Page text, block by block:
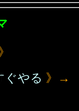
ぐやる 》→